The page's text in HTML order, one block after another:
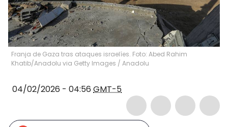
Franja de Gaza tras ataques israelíes. Foto: Abed Rahim
Khatib/Anadolu via Getty Images / Anadolu
04/02/2026 - 04:56 GMT-5